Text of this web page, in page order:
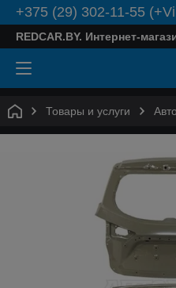
+375 (29) 302-11-55
REDCAR.BY. Интернет-
Товары и услуги